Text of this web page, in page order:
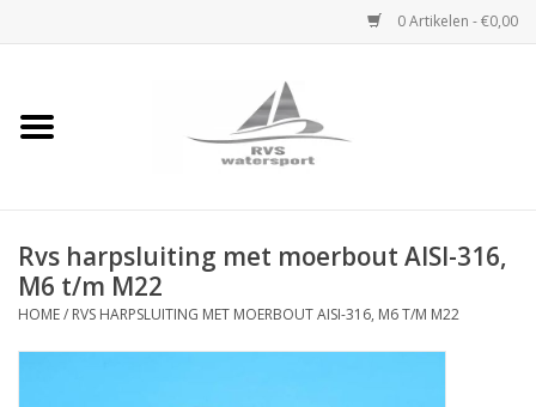
0 Artikelen - €0,00
Home
Rvs Dekbeslag
Rvs Accessoires
Rvs harpsluiting met moerbout AISI-316,
M6 t/m M22
HOME/ RVS HARPSLUITING MET MOERBOUT AISI-316, M6 T/M M22